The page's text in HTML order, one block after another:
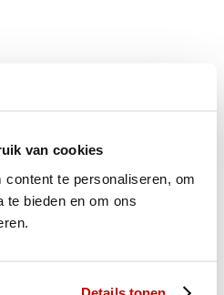
van cookies
te personaliseren, om
te bieden en om ons
blauwdruk &
vouwen
van de eerste technieken
te maken was
Dit is een
een blauwdruk maken en